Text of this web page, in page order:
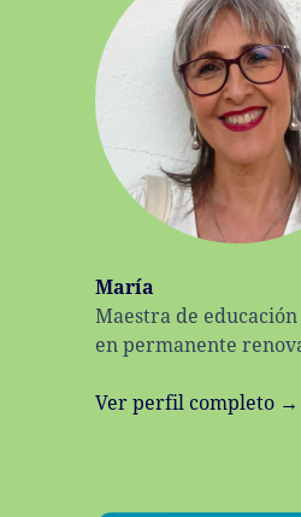
María
Maestra de
en permanente
Ver perfil completo →